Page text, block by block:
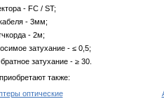
- FC / ST;
- 3мм;
- 2м;
затухание - ≤ 0,5;
затухание - ≥ 30.
также: